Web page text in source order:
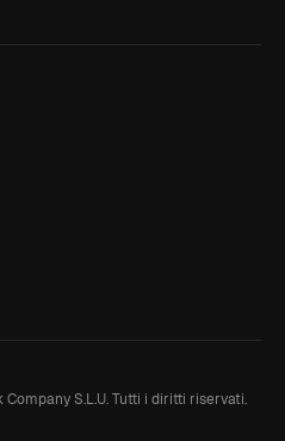
S.L.U. Tutti i diritti riservati.